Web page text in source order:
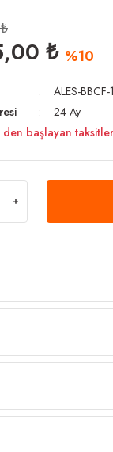
₺ %10
ALES-
24 Ay
den başlayan